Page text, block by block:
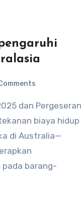
biaya hidup
di Australia—
barang-